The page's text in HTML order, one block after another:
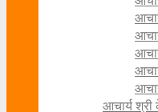
आचार्य